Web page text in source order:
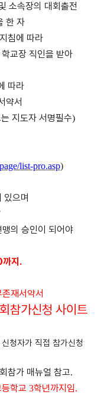
소속장의 대회출전
한 자
침에 따라
교장 직인을 받아
따라
약서
지도자 서명필수)
list-pro.asp)
있으며
맹의 승인이 되어야
까지 .
재서약서
참가신청 사이트
신청자가 직접 참가신청
참가 매뉴얼 참고.
학교 3학년까지임.